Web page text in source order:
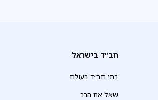
חב״ד בישראל
בתי חב״ד בעולם
שאל את הרב